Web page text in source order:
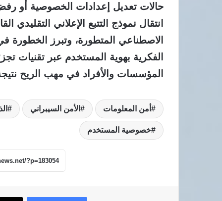
حالات تعديل إعدادات الخصوصية أو
انتقال نموذج التتبع الإعلاني التقليدي
الاصطناعي المتطورة، وتبرز الخطورة
الفكرية بهوية المستخدم عبر تقنيات
المؤسسات والأفراد في مهب الريح
أمن المعلومات الأمن السيبراني
خصوصية المستخدم